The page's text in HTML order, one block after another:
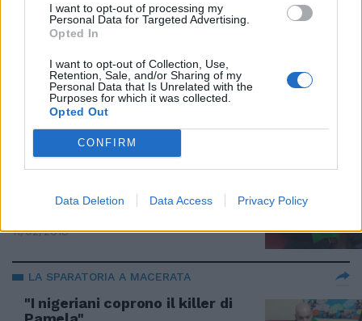
I want to opt-out of processing my
Personal Data for Targeted Advertising.
Opted In
I want to opt-out of Collection, Use,
Retention, Sale, and/or Sharing of my
Personal Data that Is Unrelated with the
Purposes for which it was collected.
Opted Out
CONFIRM
Data Deletion Data Access Privacy Policy
IL RAID DI MACERATA
Traini voleva colpire Oseghale in
tribunale: "Ho saputo di Pamela
e ho sbroccato"
11/02/2018
Luca Traini ispirato dal film sui
neo-nazi
11/02/2018
LA SPARATORIA A MACERATA
"I nigeriani coprono il killer di